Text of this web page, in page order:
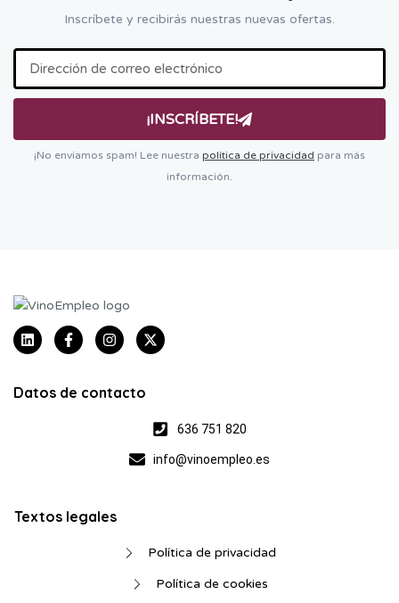
Inscríbete y recibirás nuestras nuevas ofertas.
¡INSCRÍBETE!
¡No enviamos spam! Lee nuestra política de privacidad para más
información.
Datos de contacto
636 751 820
info@vinoempleo.es
Textos legales
Política de privacidad
Política de cookies